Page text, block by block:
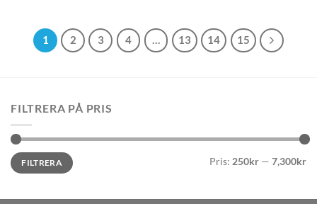
1 2 3 4 … 13 14 15
FILTRERA PÅ PRIS
Min
pris
Max
prisFILTRERA Pris: 250kr — 7,300kr